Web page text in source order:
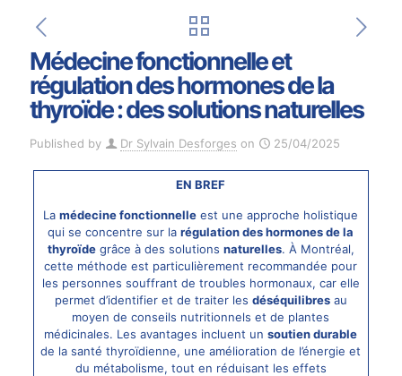
Médecine fonctionnelle et
régulation des hormones de la
thyroïde : des solutions naturelles
Published by Dr Sylvain Desforges on 25/04/2025
EN BREF
Lamédecine fonctionnelle est une approche holistique
qui se concentre sur larégulation des hormones de la
thyroïdegrâce à des solutions naturelles. À Montréal,
cette méthode est particulièrement recommandée pour
les personnes souffrant de troubles hormonaux, car elle
permet d’identifier et de traiter les déséquilibresau
moyen de conseils nutritionnels et de plantes
médicinales. Les avantages incluent unsoutien durable
de la santé thyroïdienne, une amélioration de l’énergie et
du métabolisme, tout en réduisant les effets